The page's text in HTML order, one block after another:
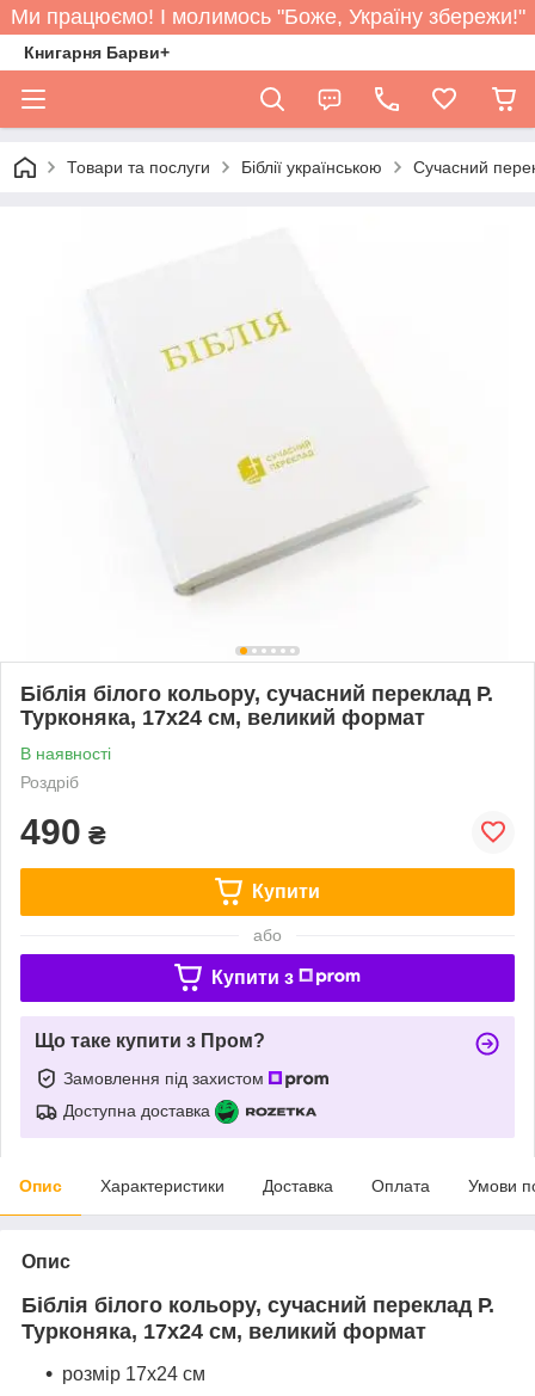
Ми працюємо! І молимось "Боже, Україну збережи!"
Книгарня Барви+
Товари та послуги Біблії українською Сучасний
Біблія білого кольору, сучасний переклад Р.
Турконяка, 17х24 см, великий формат
В наявності
Роздріб
490 ₴
Купити
або
Купити з
Що таке купити з Пром?
Замовлення під захистом
Доступна доставка
Опис Характеристики Доставка Оплата Умови
Опис
Біблія білого кольору, сучасний переклад Р.
Турконяка, 17х24 см, великий формат
розмір 17х24 см